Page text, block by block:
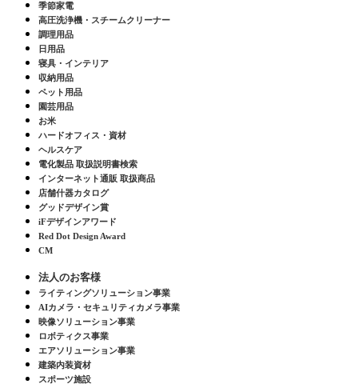
季節家電
高圧洗浄機・スチームクリーナー
調理用品
日用品
寝具・インテリア
収納用品
ペット用品
園芸用品
お米
ハードオフィス・資材
ヘルスケア
電化製品 取扱説明書検索
インターネット通販 取扱商品
店舗什器カタログ
グッドデザイン賞
iFデザインアワード
Red Dot Design Award
CM
法人のお客様
ライティングソリューション事業
AIカメラ・セキュリティカメラ事業
映像ソリューション事業
ロボティクス事業
エアソリューション事業
建築内装資材
スポーツ施設